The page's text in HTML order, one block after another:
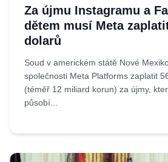
Za újmu Instagramu a
dětem musí Meta
dolarů
Soud v americkém státě Nové
společnosti Meta Platforms zaplatit
(téměř 12 miliard korun) za újmy,
působí...